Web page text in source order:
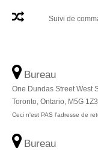
Suivi de
Bureau
One Dundas Street West
Toronto, Ontario, M5G 1Z3
Ceci n'est PAS l'adresse de
Bureau